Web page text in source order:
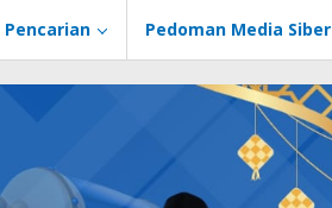
Pencarian Pedoman Media Siber